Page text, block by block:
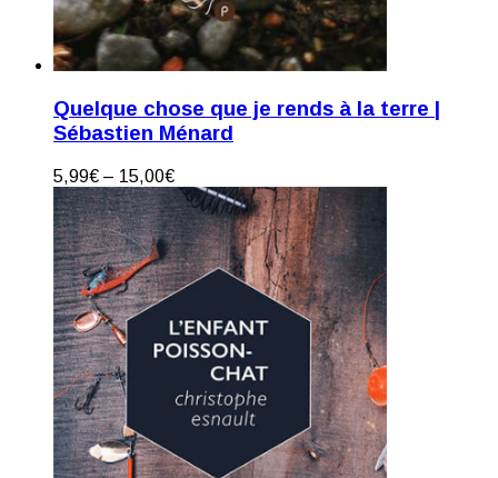
Quelque chose que je rends à la terre |
Sébastien Ménard
5,99€ – 15,00€